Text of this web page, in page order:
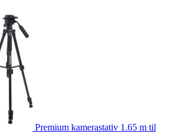
Premium kamerastativ 1.65 m til